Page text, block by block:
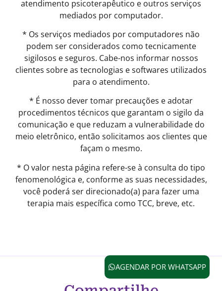
atendimento psicoterapêutico e outros serviços
mediados por computador.
* Os serviços mediados por computadores não
podem ser considerados como tecnicamente
sigilosos e seguros. Cabe-nos informar nossos
clientes sobre as tecnologias e softwares utilizados
para o atendimento.
* É nosso dever tomar precauções e adotar
procedimentos técnicos que garantam o sigilo da
comunicação e que reduzam a vulnerabilidade do
meio eletrônico, então solicitamos aos clientes que
façam o mesmo.
* O valor nesta página refere-se à consulta do tipo
fenomenológica e, conforme as suas necessidades,
você poderá ser direcionado(a) para fazer uma
terapia mais específica como TCC, breve, etc.
AGENDAR POR WHATSAPP